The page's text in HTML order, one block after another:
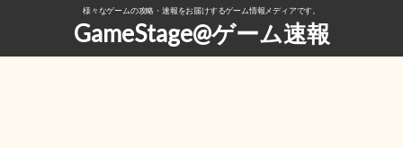
様々なゲームの攻略・速報をお届けするゲーム情報メディアです。
GameStage@ゲーム速報